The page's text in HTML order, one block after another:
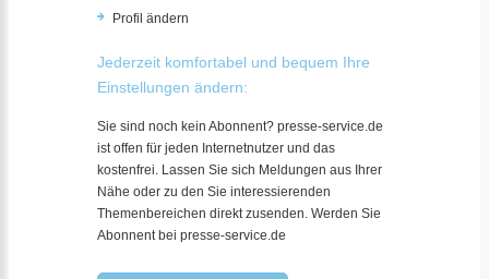
Profil ändern
Jederzeit komfortabel und bequem Ihre
Einstellungen ändern:
Sie sind noch kein Abonnent? presse-service.de
ist offen für jeden Internetnutzer und das
kostenfrei. Lassen Sie sich Meldungen aus Ihrer
Nähe oder zu den Sie interessierenden
Themenbereichen direkt zusenden. Werden Sie
Abonnent bei presse-service.de